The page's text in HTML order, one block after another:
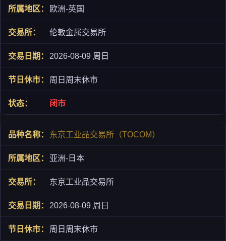
欧洲-英国
伦敦金属交易所
2026-08-09 周日
周日周末休市
闭市
东京工业品交易所（TOCOM）
亚洲-日本
东京工业品交易所
2026-08-09 周日
周日周末休市